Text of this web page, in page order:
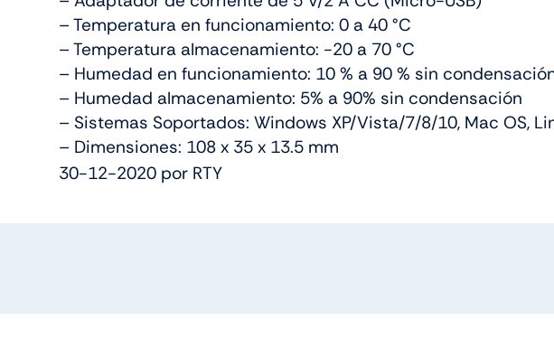
– Temperatura en funcionamiento: 0 a 40 °C
– Temperatura almacenamiento: -20 a 70 °C
– Humedad en funcionamiento: 10 % a 90 % sin
– Humedad almacenamiento: 5% a 90% sin condensación
– Sistemas Soportados: Windows XP/Vista/7/8/10, Mac OS,
– Dimensiones: 108 x 35 x 13.5 mm
30-12-2020 por RTY